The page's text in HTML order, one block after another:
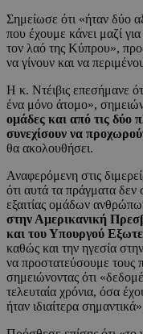
Σημείωσε ότι «ήταν δύο
που έχουμε κάνει μαζί
τον λαό της Κύπρου»,
να γίνουν και να
Η κ. Ντέιβις επεσήμανε
ένα μόνο άτομο»,
ομάδες και από τις δύο
συνεχίσουν να
θα ακολουθήσει.
Αναφερόμενη στις
ότι αυτά τα πράγματα δεν
εξαιτίας ομάδων
στην Αμερικανική
και του Υπουργού
καθώς και την ηγεσία
να προστατεύσουμε τους
σημειώνοντας ότι
τελευταία χρόνια, όσα
ήταν ιδιαίτερα